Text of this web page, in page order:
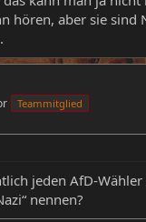
hören, aber sie sind
Teammitglied
jeden AfD-
nennen?